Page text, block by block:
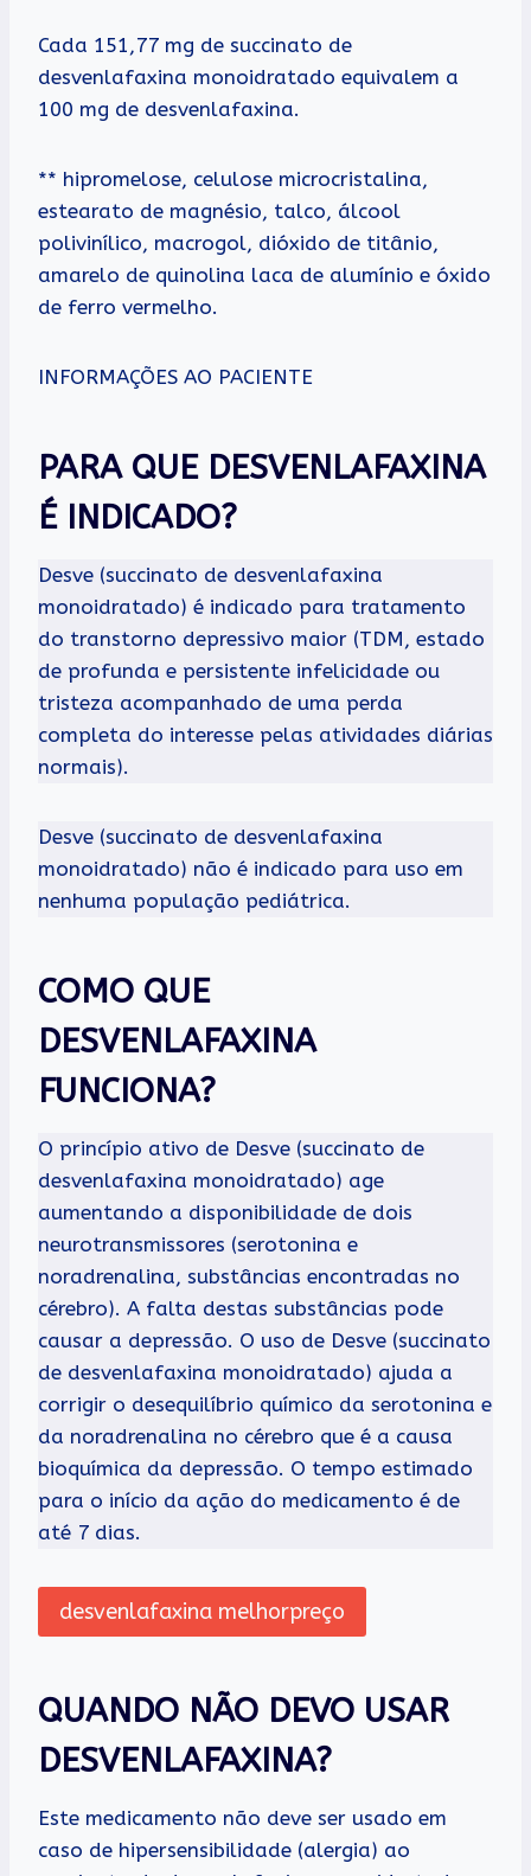
Cada 151,77 mg de succinato de
desvenlafaxina monoidratado equivalem a
100 mg de desvenlafaxina.
** hipromelose, celulose microcristalina,
estearato de magnésio, talco, álcool
polivinílico, macrogol, dióxido de titânio,
amarelo de quinolina laca de alumínio e óxido
de ferro vermelho.
INFORMAÇÕES AO PACIENTE
PARA QUE DESVENLAFAXINA
É INDICADO?
Desve (succinato de desvenlafaxina
monoidratado) é indicado para tratamento
do transtorno depressivo maior (TDM, estado
de profunda e persistente infelicidade ou
tristeza acompanhado de uma perda
completa do interesse pelas atividades diárias
normais).
Desve (succinato de desvenlafaxina
monoidratado) não é indicado para uso em
nenhuma população pediátrica.
COMO QUE
DESVENLAFAXINA
FUNCIONA?
O princípio ativo de Desve (succinato de
desvenlafaxina monoidratado) age
aumentando a disponibilidade de dois
neurotransmissores (serotonina e
noradrenalina, substâncias encontradas no
cérebro). A falta destas substâncias pode
causar a depressão. O uso de Desve (succinato
de desvenlafaxina monoidratado) ajuda a
corrigir o desequilíbrio químico da serotonina e
da noradrenalina no cérebro que é a causa
bioquímica da depressão. O tempo estimado
para o início da ação do medicamento é de
até 7 dias.
desvenlafaxina melhorpreço
QUANDO NÃO DEVO USAR
DESVENLAFAXINA?
Este medicamento não deve ser usado em
caso de hipersensibilidade (alergia) ao